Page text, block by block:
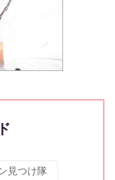
見つけ隊